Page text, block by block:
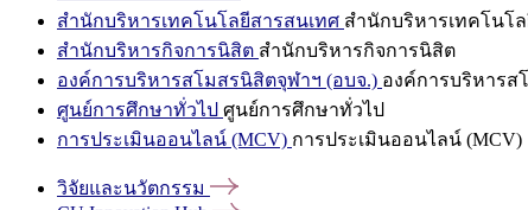
สำนักบริหารเทคโนโลยีสารสนเทศ สำนักบริหารเทคโนโ
สำนักบริหารกิจการนิสิต สำนักบริหารกิจการนิสิต
องค์การบริหารสโมสรนิสิตจุฬาฯ (อบจ.) องค์การบริหารส
ศูนย์การศึกษาทั่วไป ศูนย์การศึกษาทั่วไป
การประเมินออนไลน์ (MCV) การประเมินออนไลน์ (MCV)
วิจัยและนวัตกรรม